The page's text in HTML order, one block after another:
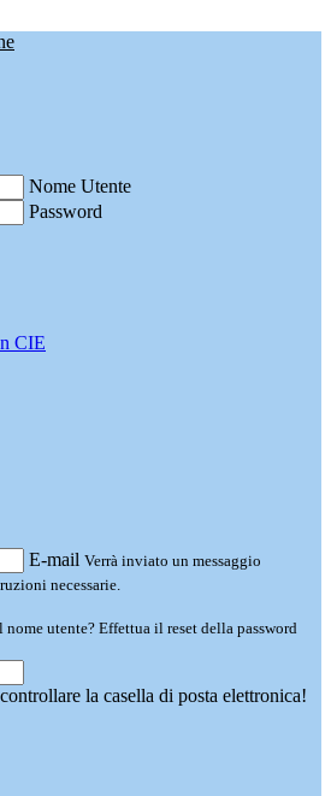
Nome Utente
Password
CIE
E-mail Verrà inviato un messaggio
necessarie.
utente? Effettua il reset della password
la casella di posta elettronica!